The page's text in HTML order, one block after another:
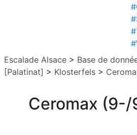
Escalade Alsace > Base de
[Palatinat] > Klosterfels >
Ceromax (9-/